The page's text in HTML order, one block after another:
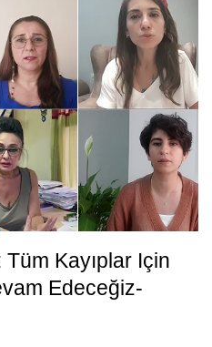
Kayıplar Için
Edeceğiz-